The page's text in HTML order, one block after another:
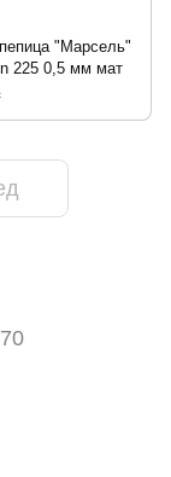
"Марсель"
225 0,5 мм мат